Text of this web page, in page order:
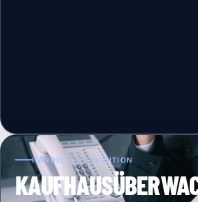
HANDEL & PRÄVENTION